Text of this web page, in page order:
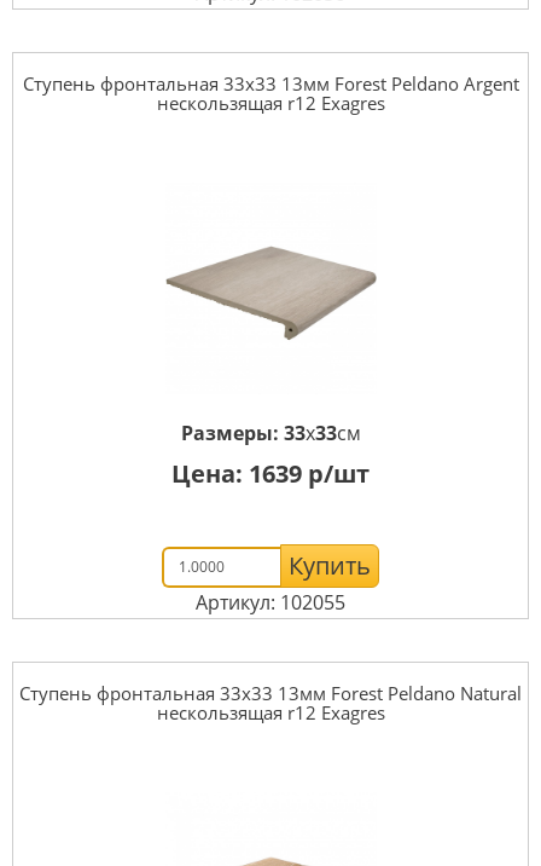
Ступень фронтальная 33x33 13мм Forest Peldano Argent
нескользящая r12 Exagres
Размеры: 33x33см
Цена: 1639 р/шт
Купить
Артикул: 102055
Ступень фронтальная 33x33 13мм Forest Peldano Natural
нескользящая r12 Exagres